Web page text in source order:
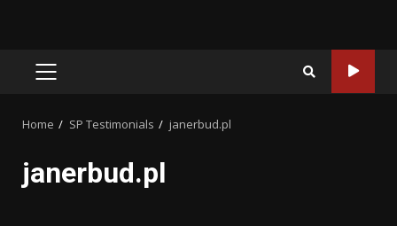
PRIMARY
Home SP Testimonials janerbud.pl
janerbud.pl